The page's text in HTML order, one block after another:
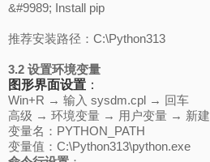
&#9989; Install pip
推荐安装路径：C:\Python313
3.2 设置环境变量
图形界面设置 ：
Win+R → 输入 sysdm.cpl → 回车
高级 → 环境变量 → 用户变量 → 新建
变量名：PYTHON_PATH
变量值：C:\Python313\python.exe